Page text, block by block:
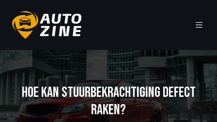
HOE KAN STUURBEKRACHTIGING DEFECT
RAKEN?